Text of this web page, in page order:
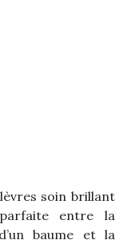
soin brillant
entre la
baume et la